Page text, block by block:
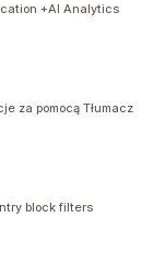
+AI Analytics
za pomocą Tłumacz
block filters